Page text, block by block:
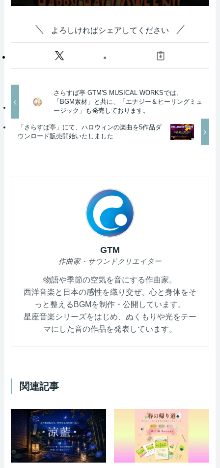
よろしければシェアしてください
さらすば亭 GTM'S MUSICAL WORKSでは、
「BGM素材」と共に、「エナジー＆ヒーリングミュ
ージック」も発売しております。
「さらすば亭」にて、ハロウィンの楽曲を5作品ダ
ウンロード販売開始いたしました
GTM
作曲家・サウンドクリエイター
物語や季節の空気を音にする作曲家。
西洋音楽と日本の感性を織り交ぜ、心と身体をそ
っと整えるBGMを制作・公開しています。
星座音楽シリーズをはじめ、ぬくもりや光をテー
マにした音の作品を発表しています。
関連記事